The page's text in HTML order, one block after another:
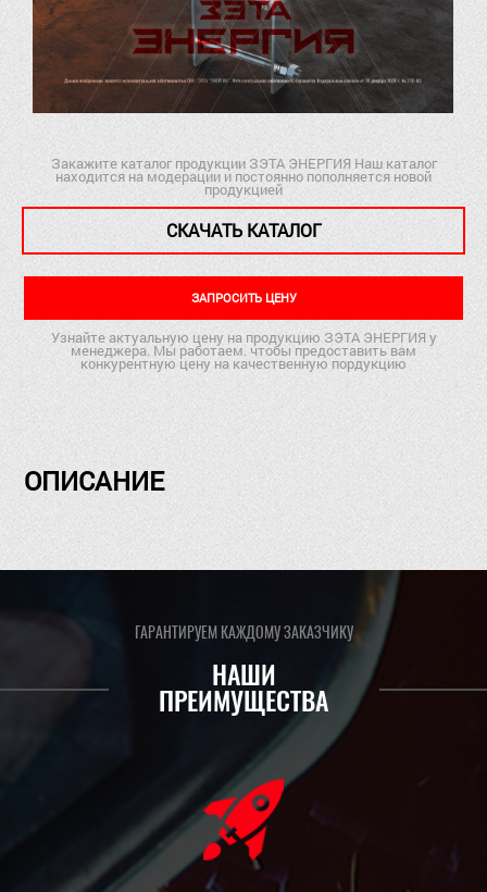
Закажите каталог продукции ЗЭТА ЭНЕРГИЯ Наш каталог
находится на модерации и постоянно пополняется новой
продукцией
СКАЧАТЬ КАТАЛОГ
ЗАПРОСИТЬ ЦЕНУ
Узнайте актуальную цену на продукцию ЗЭТА ЭНЕРГИЯ у
менеджера. Мы работаем. чтобы предоставить вам
конкурентную цену на качественную пордукцию
ОПИСАНИЕ
ГАРАНТИРУЕМ КАЖДОМУ ЗАКАЗЧИКУ
НАШИ
ПРЕИМУЩЕСТВА